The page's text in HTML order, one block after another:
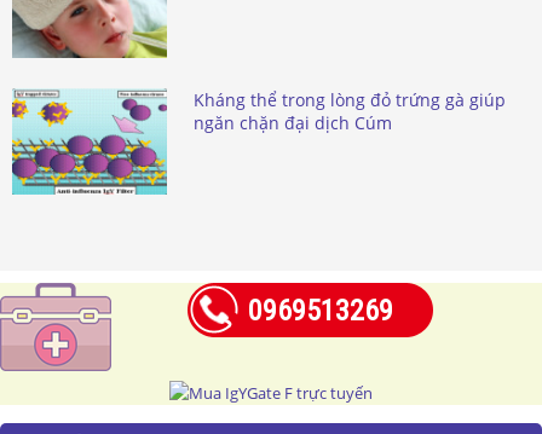
Kháng thể trong lòng đỏ trứng gà giúp
ngăn chặn đại dịch Cúm
0969513269